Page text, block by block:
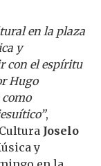
en la plaza
y
con el espíritu
Hugo
,
Joselo
y